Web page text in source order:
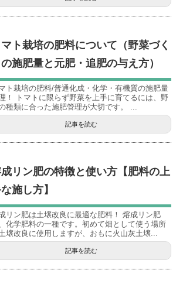
マト栽培の肥料について（野菜づく
の施肥量と元肥・追肥の与え方）
ト栽培の肥料/普通化成・化学・有機質の施肥量
！ トマトに限らず野菜を上手に育てるには、野
種類に合った施肥管理が大切です。 ...
記事を読む
リン肥の特徴と使い方【肥料の上
施し方】
リン肥は土壌改良に最適な肥料！ 熔成リン肥
化学肥料の一種です。初めて畑として使う場所
壌改良に使用しますが、おもに火山灰土壌...
記事を読む